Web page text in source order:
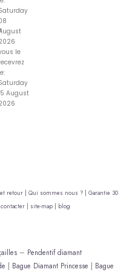
le
August
retour | Qui sommes nous ? | Garantie 30
| site-map | blog
– Pendentif diamant
| Bague Diamant Princesse | Bague